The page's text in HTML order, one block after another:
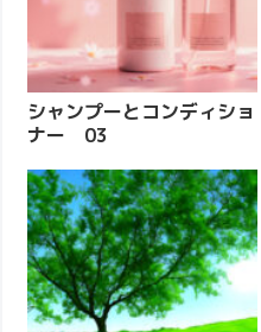
シャンプーとコンディショ
ナー 03